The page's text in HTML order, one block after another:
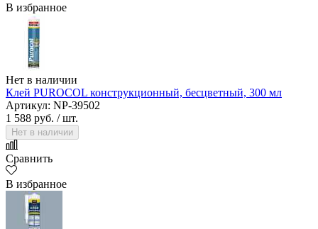
В избранное
Нет в наличии
Клей PUROCOL конструкционный, бесцветный, 300 мл
Артикул: NP-39502
1 588 руб. / шт.
Нет в наличии
Сравнить
В избранное